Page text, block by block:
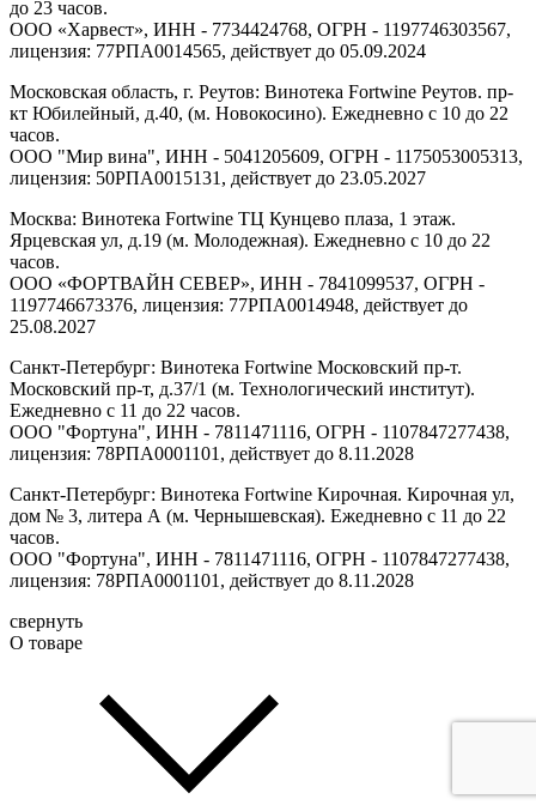
до 23 часов.
ООО «Харвест», ИНН - 7734424768, ОГРН - 1197746303567,
лицензия: 77РПА0014565, действует до 05.09.2024
Московская область, г. Реутов: Винотека Fortwine Реутов. пр-
кт Юбилейный, д.40, (м. Новокосино). Ежедневно с 10 до 22
часов.
ООО "Мир вина", ИНН - 5041205609, ОГРН - 1175053005313,
лицензия: 50РПА0015131, действует до 23.05.2027
Москва: Винотека Fortwine ТЦ Кунцево плаза, 1 этаж.
Ярцевская ул, д.19 (м. Молодежная). Ежедневно с 10 до 22
часов.
ООО «ФОРТВАЙН СЕВЕР», ИНН - 7841099537, ОГРН -
1197746673376, лицензия: 77РПА0014948, действует до
25.08.2027
Санкт-Петербург: Винотека Fortwine Московский пр-т.
Московский пр-т, д.37/1 (м. Технологический институт).
Ежедневно с 11 до 22 часов.
ООО "Фортуна", ИНН - 7811471116, ОГРН - 1107847277438,
лицензия: 78РПА0001101, действует до 8.11.2028
Санкт-Петербург: Винотека Fortwine Кирочная. Кирочная ул,
дом № 3, литера А (м. Чернышевская). Ежедневно с 11 до 22
часов.
ООО "Фортуна", ИНН - 7811471116, ОГРН - 1107847277438,
лицензия: 78РПА0001101, действует до 8.11.2028
свернуть
О товаре